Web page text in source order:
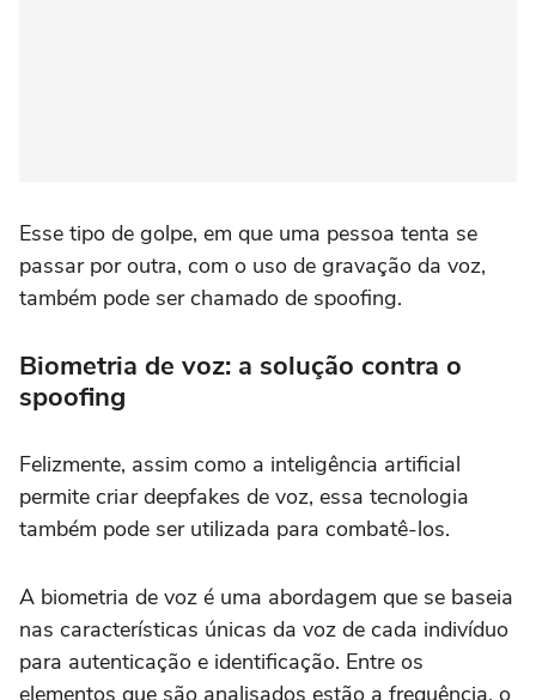
Esse tipo de golpe, em que uma pessoa tenta se
passar por outra, com o uso de gravação da voz,
também pode ser chamado de spoofing.
Biometria de voz: a solução contra o
spoofing
Felizmente, assim como a inteligência artificial
permite criar deepfakes de voz, essa tecnologia
também pode ser utilizada para combatê-los.
A biometria de voz é uma abordagem que se baseia
nas características únicas da voz de cada indivíduo
para autenticação e identificação. Entre os